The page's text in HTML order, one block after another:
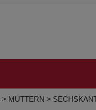
> MUTTERN >